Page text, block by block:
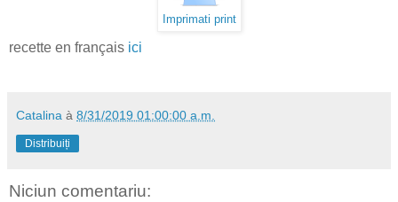
Imprimati print
recette en français ici
Catalina à 8/31/2019 01:00:00 a.m.
Distribuiți
Niciun comentariu: